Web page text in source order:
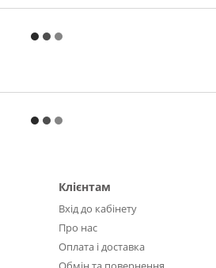
Клієнтам
Вхід до кабінету
Про нас
Оплата і доставка